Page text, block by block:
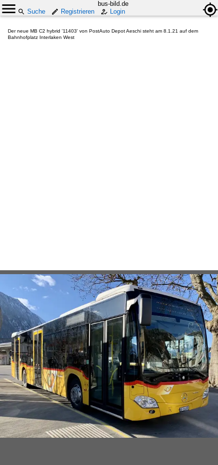
bus-bild.de
Suche
Registrieren Login
Der neue MB C2 hybrid '11403' von PostAuto Depot Aeschi steht am 8.1.21 auf dem
Bahnhofplatz Interlaken West